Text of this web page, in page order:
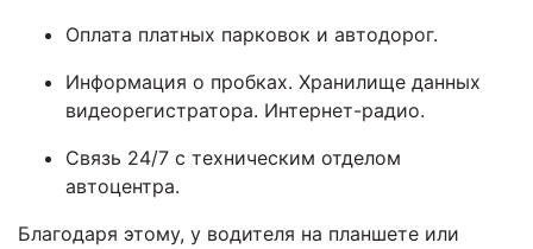
Оплата платных парковок и автодорог.
Информация о пробках. Хранилище данных
видеорегистратора. Интернет-радио.
Связь 24/7 с техническим отделом
автоцентра.
Благодаря этому, у водителя на планшете или